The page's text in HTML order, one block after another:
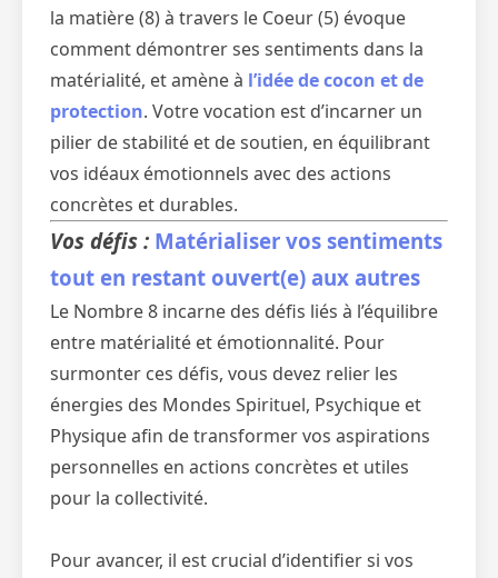
la matière (8) à travers le Coeur (5) évoque
comment démontrer ses sentiments dans la
matérialité, et amène à l’idée de cocon et de
protection. Votre vocation est d’incarner un
pilier de stabilité et de soutien, en équilibrant
vos idéaux émotionnels avec des actions
concrètes et durables.
Vos défis : Matérialiser vos sentiments
tout en restant ouvert(e) aux autres
Le Nombre 8 incarne des défis liés à l’équilibre
entre matérialité et émotionnalité. Pour
surmonter ces défis, vous devez relier les
énergies des Mondes Spirituel, Psychique et
Physique afin de transformer vos aspirations
personnelles en actions concrètes et utiles
pour la collectivité.
Pour avancer, il est crucial d’identifier si vos